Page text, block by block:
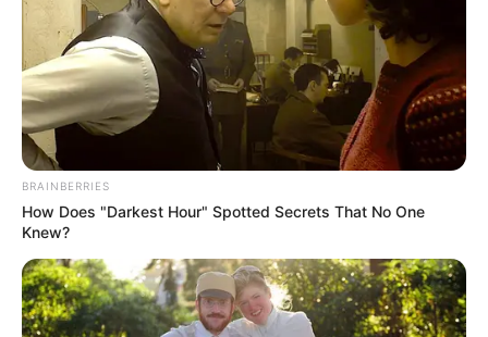
BRAINBERRIES
How Does "Darkest Hour" Spotted Secrets That No One
Knew?